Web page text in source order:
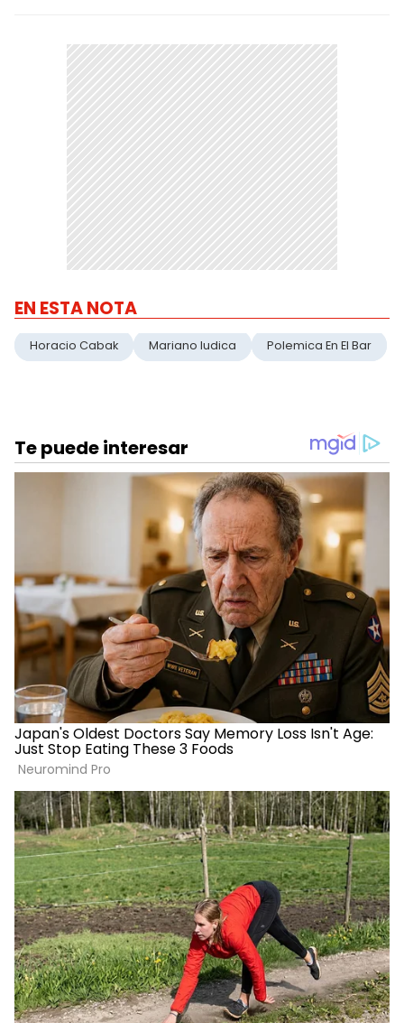
EN ESTA NOTA
Horacio Cabak Mariano Iudica Polemica En El Bar